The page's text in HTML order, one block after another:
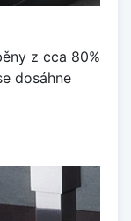
z cca 80%
dosáhne